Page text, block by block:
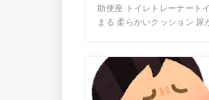
助便座 トイレトレーナート
まる 柔らかいクッション 尿